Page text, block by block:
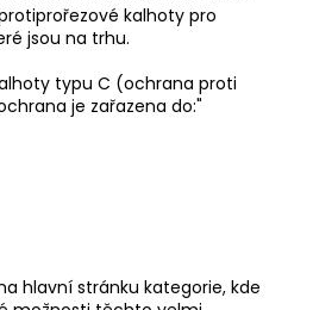
kalhoty pro
jsou na trhu.
typu C (ochrana proti
je zařazena do:"
hlavní stránku kategorie, kde